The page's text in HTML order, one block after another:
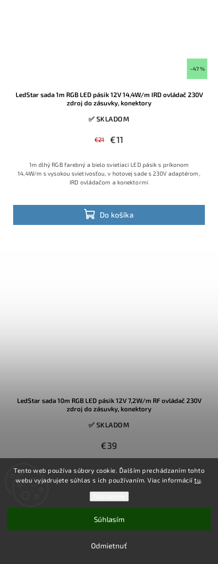
Tento web používa súbory cookie. Ďalším prechádzaním tohto
webu vyjadrujete súhlas s ich používaním. Viac informáciítu.
Odmietnuť
Súhlasím
–47 %
LedStar sada 1m RGB LED pásik 12V 14,4W/m IRD ovládač 230V
zdroj do zásuvky, konektory
✅ SKLADOM
€21 €11
Do košíka
1m dlhý RGB farebný a bielo svietiaci LED pásik s príkonom
14,4W/m s vysokou svietivosťou, v hotovej sade s 230V adaptérom,
IRD ovládačom a konektormi
LedStar sada 10m RGB LED pásik 12V 7,2W/m RF ovládač 230V
zdroj do zásuvky, konektory
✅ SKLADOM
€39
Do košíka
10m dlhý vysoko svietivý RGB farebný a bielo svietiaci LED pásik s
nízkym príkonom, v hotovej sade s konektormi, s 230V adaptérom,